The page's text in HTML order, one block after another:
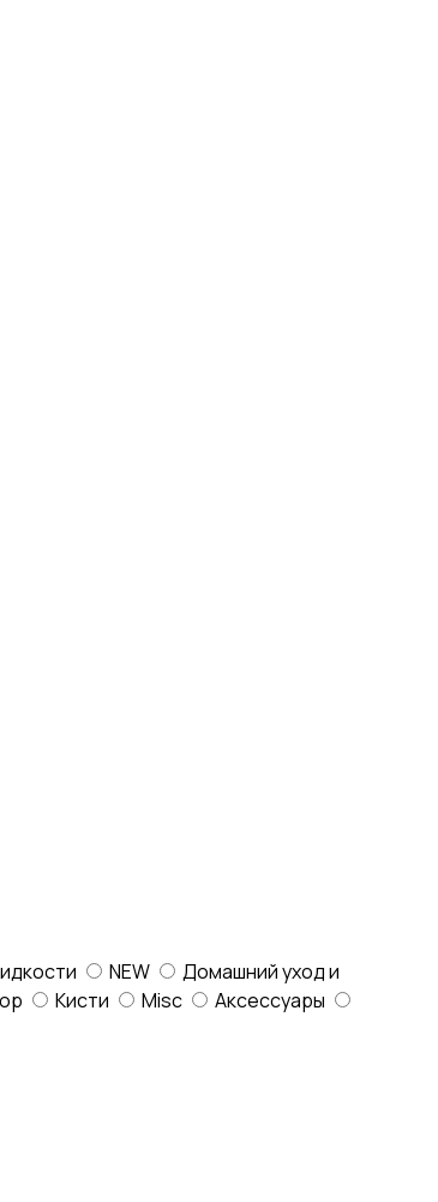
NEW
Домашний уход и
Кисти Misc
Аксессуары